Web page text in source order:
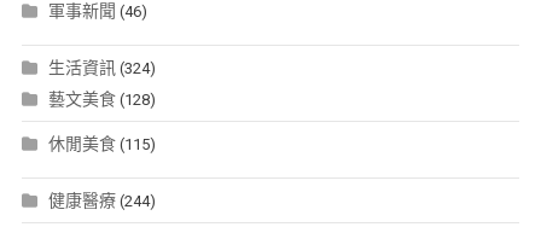
軍事新聞 (46)
生活資訊(324)
藝文美食(128)
休閒美食(115)
健康醫療(244)